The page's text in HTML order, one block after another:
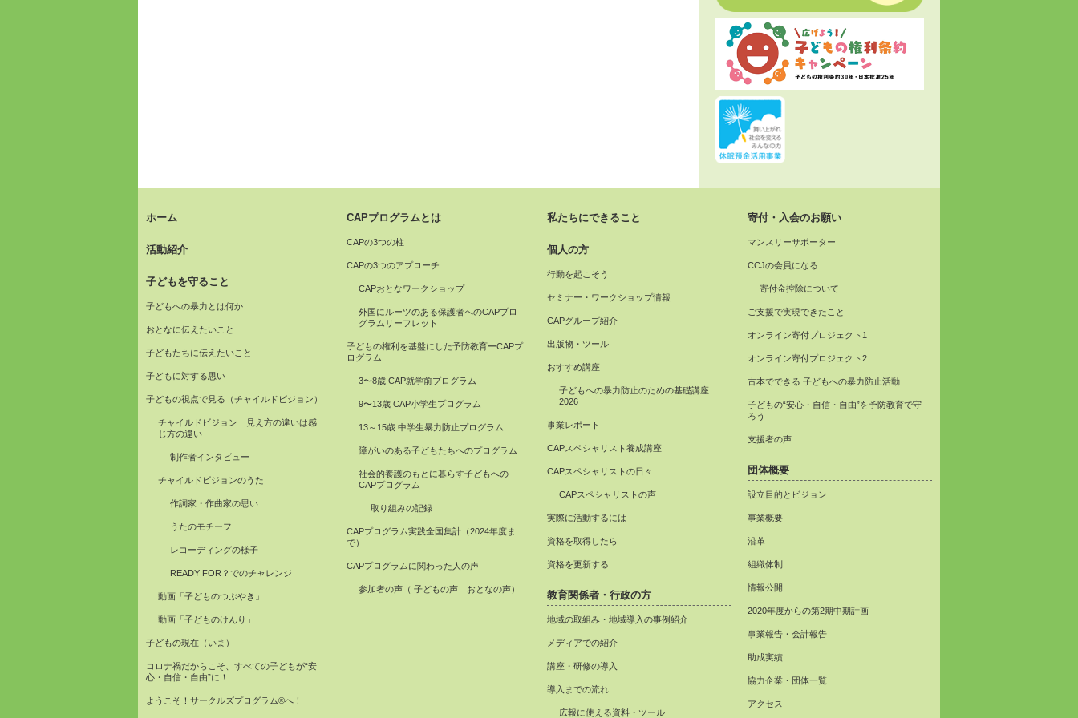
ホーム
活動紹介
子どもを守ること
子どもへの暴力とは何か
おとなに伝えたいこと
子どもたちに伝えたいこと
子どもに対する思い
子どもの視点で見る（チャイルドビジョン）
チャイルドビジョン 見え方の違いは感
じ方の違い
制作者インタビュー
チャイルドビジョンのうた
作詞家・作曲家の思い
うたのモチーフ
レコーディングの様子
READY FOR？でのチャレンジ
動画「子どものつぶやき」
動画「子どものけんり」
子どもの現在（いま）
コロナ禍だからこそ、すべての子どもが“安
心・自信・自由”に！
ようこそ！サークルズプログラム®へ！
CAPプログラムとは
CAPの3つの柱
CAPの3つのアプローチ
CAPおとなワークショップ
外国にルーツのある保護者へのCAPプロ
グラムリーフレット
子どもの権利を基盤にした予防教育ーCAPプ
ログラム
3〜8歳 CAP就学前プログラム
9〜13歳 CAP小学生プログラム
13～15歳 中学生暴力防止プログラム
障がいのある子どもたちへのプログラム
社会的養護のもとに暮らす子どもへの
CAPプログラム
取り組みの記録
CAPプログラム実践全国集計（2024年度ま
で）
CAPプログラムに関わった人の声
参加者の声（ 子どもの声 おとなの声）
私たちにできること
個人の方
行動を起こそう
セミナー・ワークショップ情報
CAPグループ紹介
出版物・ツール
おすすめ講座
子どもへの暴力防止のための基礎講座
2026
事業レポート
CAPスペシャリスト養成講座
CAPスペシャリストの日々
CAPスペシャリストの声
実際に活動するには
資格を取得したら
資格を更新する
教育関係者・行政の方
地域の取組み・地域導入の事例紹介
メディアでの紹介
講座・研修の導入
導入までの流れ
広報に使える資料・ツール
寄付・入会のお願い
マンスリーサポーター
CCJの会員になる
寄付金控除について
ご支援で実現できたこと
オンライン寄付プロジェクト1
オンライン寄付プロジェクト2
古本でできる 子どもへの暴力防止活動
子どもの“安心・自信・自由”を予防教育で守
ろう
支援者の声
団体概要
設立目的とビジョン
事業概要
沿革
組織体制
情報公開
2020年度からの第2期中期計画
事業報告・会計報告
助成実績
協力企業・団体一覧
アクセス